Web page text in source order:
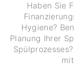
Haben Sie
Hygiene?
Planung Ihrer